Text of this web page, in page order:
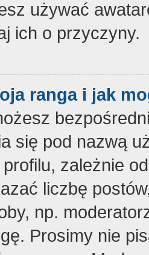
używać
ich o przyczyny.
ranga i jak
się pod nazwą
zależnie
liczbę
np.
Prosimy nie